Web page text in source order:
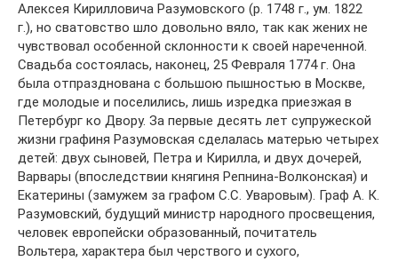
Алексея Кирилловича Разумовского (р. 1748 г., ум. 1822
г.), но сватовство шло довольно вяло, так как жених не
чувствовал особенной склонности к своей нареченной.
Свадьба состоялась, наконец, 25 Февраля 1774 г. Она
была отпразднована с большою пышностью в Москве,
где молодые и поселились, лишь изредка приезжая в
Петербург ко Двору. За первые десять лет супружеской
жизни графиня Разумовская сделалась матерью четырех
детей: двух сыновей, Петра и Кирилла, и двух дочерей,
Варвары (впоследствии княгиня Репнина-Волконская) и
Екатерины (замужем за графом С.С. Уваровым). Граф А. К.
Разумовский, будущий министр народного просвещения,
человек европейски образованный, почитатель
Вольтера, характера был черствого и сухого,